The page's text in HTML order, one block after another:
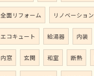
全面リフォーム リノベーション
エコキュート 給湯器 内装
内窓 玄関 和室 断熱